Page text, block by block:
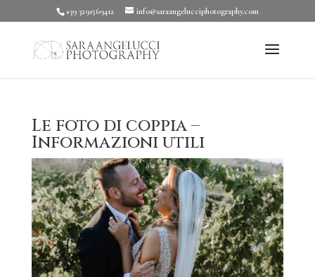
+39 3291569412 info@saraangelucciphotography.com
Le foto di coppia –
Informazioni utili